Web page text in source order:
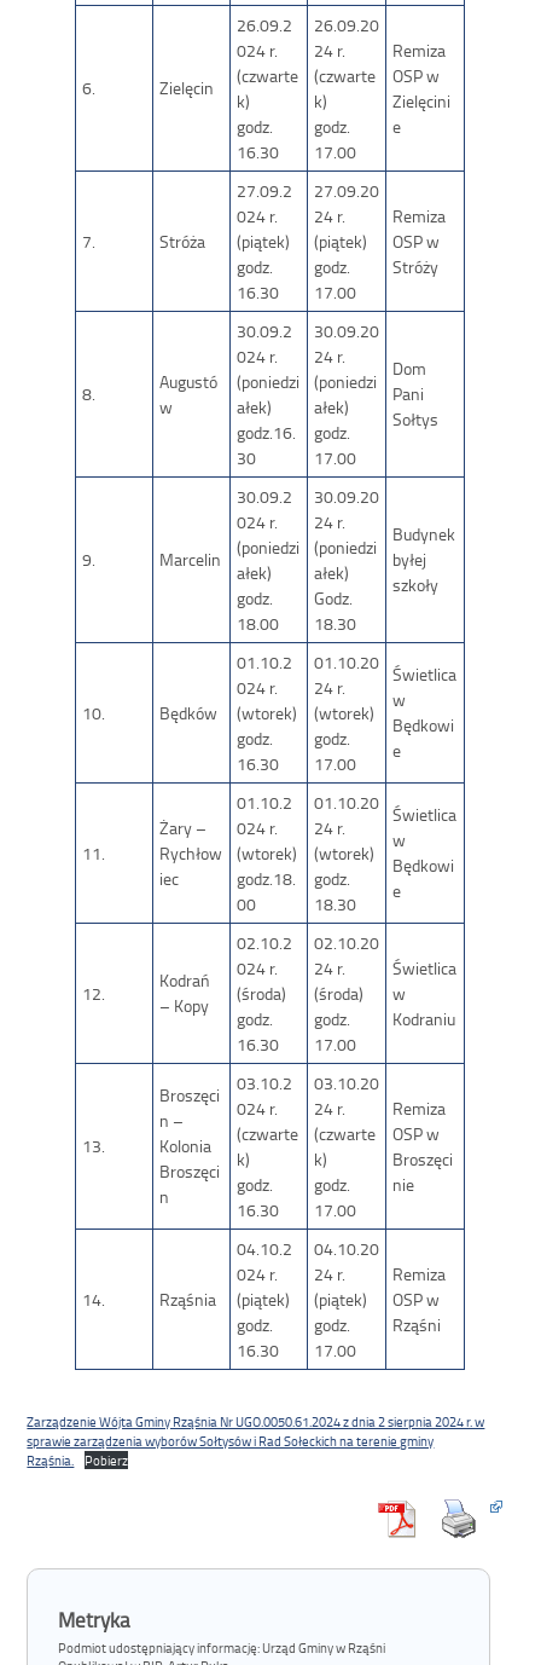
6. Zielęcin
26.09.2
024 r.
(czwarte
k)
godz.
16.30
26.09.20
24 r.
(czwarte
k)
godz.
17.00
Remiza
OSP w
Zielęcini
e
7. Stróża
27.09.2
024 r.
(piątek)
godz.
16.30
27.09.20
24 r.
(piątek)
godz.
17.00
Remiza
OSP w
Stróży
8.
Augustó
w
30.09.2
024 r.
(poniedzi
ałek)
godz.16.
30
30.09.20
24 r.
(poniedzi
ałek)
godz.
17.00
Dom
Pani
Sołtys
9. Marcelin
30.09.2
024 r.
(poniedzi
ałek)
godz.
18.00
30.09.20
24 r.
(poniedzi
ałek)
Godz.
18.30
Budynek
byłej
szkoły
10. Będków
01.10.2
024 r.
(wtorek)
godz.
16.30
01.10.20
24 r.
(wtorek)
godz.
17.00
Świetlica
w
Będkowi
e
11.
Żary –
Rychłow
iec
01.10.2
024 r.
(wtorek)
godz.18.
00
01.10.20
24 r.
(wtorek)
godz.
18.30
Świetlica
w
Będkowi
e
12.
Kodrań
– Kopy
02.10.2
024 r.
(środa)
godz.
16.30
02.10.20
24 r.
(środa)
godz.
17.00
Świetlica
w
Kodraniu
13.
Broszęci
n –
Kolonia
Broszęci
n
03.10.2
024 r.
(czwarte
k)
godz.
16.30
03.10.20
24 r.
(czwarte
k)
godz.
17.00
Remiza
OSP w
Broszęci
nie
14. Rząśnia
04.10.2
024 r.
(piątek)
godz.
16.30
04.10.20
24 r.
(piątek)
godz.
17.00
Remiza
OSP w
Rząśni
Zarządzenie Wójta Gminy Rząśnia Nr UGO.0050.61.2024 z dnia 2 sierpnia 2024 r. w
sprawie zarządzenia wyborów Sołtysów i Rad Sołeckich na terenie gminy
Rząśnia.
Pobierz
Metryka
Podmiot udostępniający informację: Urząd Gminy w Rząśni